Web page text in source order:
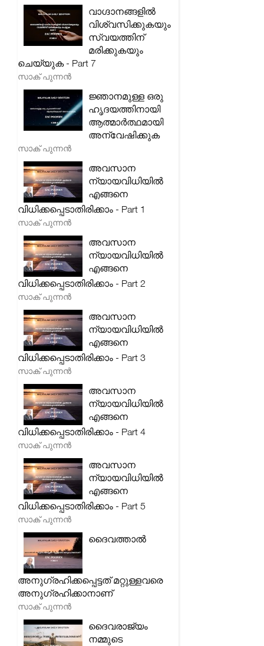
വാഗ്ദാനങ്ങളിൽ
വിശ്വസിക്കുകയും
സ്വയത്തിന്
മരിക്കുകയും
ചെയ്യുക - Part 7
സാക് പുന്നൻ
ജ്ഞാനമുള്ള ഒരു
ഹൃദയത്തിനായി
ആത്മാർത്ഥമായി
അന്വേഷിക്കുക
സാക് പുന്നൻ
അവസാന
ന്യായവിധിയിൽ
എങ്ങനെ
വിധിക്കപ്പെടാതിരിക്കാം - Part 1
സാക് പുന്നൻ
അവസാന
ന്യായവിധിയിൽ
എങ്ങനെ
വിധിക്കപ്പെടാതിരിക്കാം - Part 2
സാക് പുന്നൻ
അവസാന
ന്യായവിധിയിൽ
എങ്ങനെ
വിധിക്കപ്പെടാതിരിക്കാം - Part 3
സാക് പുന്നൻ
അവസാന
ന്യായവിധിയിൽ
എങ്ങനെ
വിധിക്കപ്പെടാതിരിക്കാം - Part 4
സാക് പുന്നൻ
അവസാന
ന്യായവിധിയിൽ
എങ്ങനെ
വിധിക്കപ്പെടാതിരിക്കാം - Part 5
സാക് പുന്നൻ
ദൈവത്താൽ
അനുഗ്രഹിക്കപ്പെട്ടത് മറ്റുള്ളവരെ
അനുഗ്രഹിക്കാനാണ്
സാക് പുന്നൻ
ദൈവരാജ്യം
നമ്മുടെ